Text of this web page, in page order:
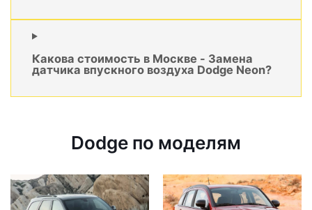
Какова стоимость в Москве - Замена
датчика впускного воздуха Dodge Neon?
Dodge по моделям